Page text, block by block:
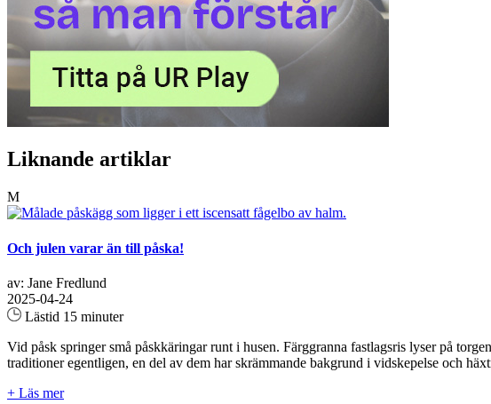
Liknande artiklar
M
Och julen varar än till påska!
av: Jane Fredlund
2025-04-24
Lästid 15 minuter
Vid påsk springer små påskkäringar runt i husen. Färggranna fastlagsris lyser på
traditioner egentligen, en del av dem har skrämmande bakgrund i vidskepelse och
+ Läs mer